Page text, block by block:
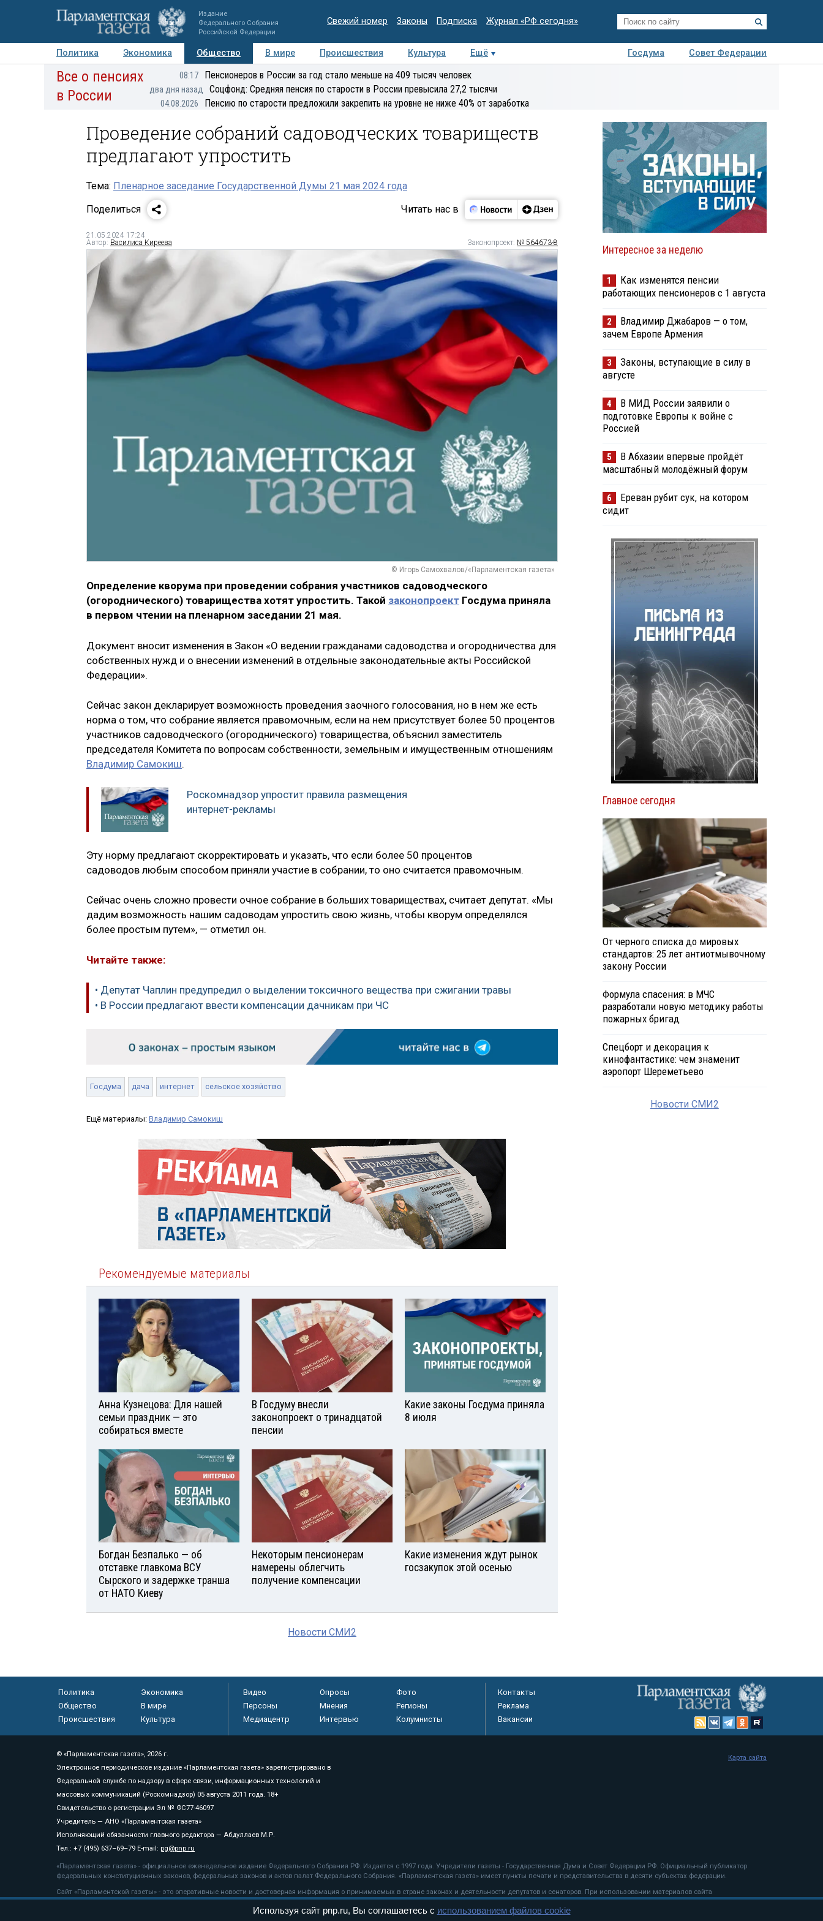
Издание
Федерального Собрания
Российской Федерации
Свежий номер Законы Подписка Журнал «РФ сегодня»
Политика Экономика Общество В мире Происшествия Культура Ещё Госдума
Совет Федерации
Авторы Персоны Мнения Регионы Медиацентр Интервью Колумнисты
Все о пенсиях
в России
08:17 Пенсионеров в России за год стало меньше на 409 тысяч человек
два дня назад Соцфонд: Средняя пенсия по старости в России превысила 27,2 тысячи
04.08.2026 Пенсию по старости предложили закрепить на уровне не ниже 40% от заработка
Проведение собраний садоводческих товариществ
предлагают упростить
Тема: Пленарное заседание Государственной Думы 21 мая 2024 года
Поделиться
Читать нас в
21.05.2024 17:24
Автор: Василиса Киреева Законопроект: № 564673-8
© Игорь Самохвалов/«Парламентская газета»
Определение кворума при проведении собрания участников садоводческого
(огороднического) товарищества хотят упростить. Такой законопроект Госдума приняла
в первом чтении на пленарном заседании 21 мая.
Документ вносит изменения в Закон «О ведении гражданами садоводства и огородничества для
собственных нужд и о внесении изменений в отдельные законодательные акты Российской
Федерации».
Сейчас закон декларирует возможность проведения заочного голосования, но в нем же есть
норма о том, что собрание является правомочным, если на нем присутствует более 50 процентов
участников садоводческого (огороднического) товарищества, объяснил заместитель
председателя Комитета по вопросам собственности, земельным и имущественным отношениям
Владимир Самокиш.
Роскомнадзор упростит правила размещения
интернет-рекламы
Эту норму предлагают скорректировать и указать, что если более 50 процентов
садоводов любым способом приняли участие в собрании, то оно считается правомочным.
Сейчас очень сложно провести очное собрание в больших товариществах, считает депутат. «Мы
дадим возможность нашим садоводам упростить свою жизнь, чтобы кворум определялся
более простым путем», — отметил он.
Читайте также:
• Депутат Чаплин предупредил о выделении токсичного вещества при сжигании травы
• В России предлагают ввести компенсации дачникам при ЧС
Госдума дача интернет сельское хозяйство
Ещё материалы: Владимир Самокиш
Рекомендуемые материалы
Анна Кузнецова: Для нашей
семьи праздник — это
собираться вместе
В Госдуму внесли
законопроект о тринадцатой
пенсии
Какие законы Госдума приняла
8 июля
Богдан Безпалько — об
отставке главкома ВСУ
Сырского и задержке транша
от НАТО Киеву
Некоторым пенсионерам
намерены облегчить
получение компенсации
Какие изменения ждут рынок
госзакупок этой осенью
Новости СМИ2
Интересное за неделю
1
Как изменятся пенсии
работающих пенсионеров с 1 августа
2
Владимир Джабаров — о том,
зачем Европе Армения
3
Законы, вступающие в силу в
августе
4
В МИД России заявили о
подготовке Европы к войне с
Россией
5
В Абхазии впервые пройдёт
масштабный молодёжный форум
6
Ереван рубит сук, на котором
сидит
Главное сегодня
От черного списка до мировых
стандартов: 25 лет антиотмывочному
закону России
Формула спасения: в МЧС
разработали новую методику работы
пожарных бригад
Спецборт и декорация к
кинофантастике: чем знаменит
аэропорт Шереметьево
Новости СМИ2
Политика
Экономика
Общество
В мире
Происшествия
Культура
Видео Опросы
Фото
Персоны
Мнения
Регионы
Медиацентр
Интервью Колумнисты
Контакты
Реклама
Вакансии
© «Парламентская газета», 2026 г.
Электронное периодическое издание «Парламентская газета» зарегистрировано в
Федеральной службе по надзору в сфере связи, информационных технологий и
массовых коммуникаций (Роскомнадзор) 05 августа 2011 года. 18+
Свидетельство о регистрации Эл № ФС77-46097
Учредитель — АНО «Парламентская газета»
Исполняющий обязанности главного редактора — Абдуллаев М.Р.
Тел.: +7 (495) 637–69–79 E-mail: pg@pnp.ru
«Парламентская газета» - официальное еженедельное издание Федерального Собрания РФ. Издается с 1997 года. Учредители газеты - Государственная Дума и Совет Федерации РФ. Официальный публикатор
федеральных конституционных законов, федеральных законов и актов палат Федерального Собрания. «Парламентская газета» имеет пункты печати и представительства в десяти субъектах федерации.
Сайт «Парламентской газеты» - это оперативные новости и достоверная информация о принимаемых в стране законах и деятельности депутатов и сенаторов. При использовании материалов сайта
«Парламентской газеты» активная ссылка на pnp.ru обязательна.
рекомендательные технологии
Карта сайта
Используя сайт pnp.ru, Вы соглашаетесь с использованием файлов cookie